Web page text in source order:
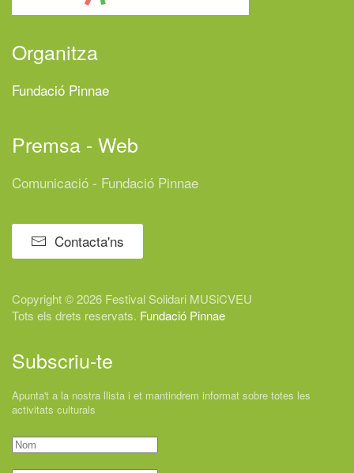
Organitza
Fundació Pinnae
Premsa - Web
Comunicació - Fundació Pinnae
Contacta'ns
Copyright © 2026 Festival Solidari MUSiCVEU
Tots els drets reservats. Fundació Pinnae
Subscriu-te
Apunta't a la nostra llista i et mantindrem informat sobre totes les
activitats culturals